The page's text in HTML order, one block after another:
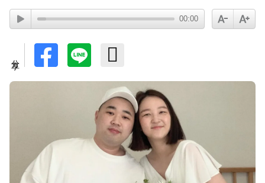
00:00